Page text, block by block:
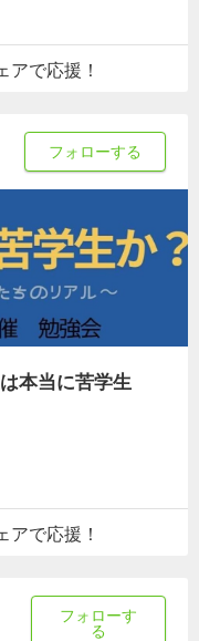
アで応援！
フォローする
本当に苦学生
アで応援！
フォローす
る